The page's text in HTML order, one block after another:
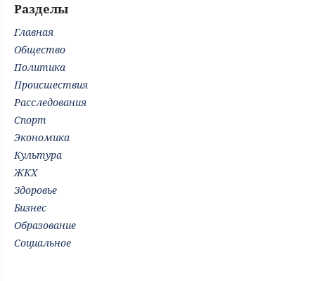
Разделы
Главная
Общество
Политика
Происшествия
Расследования
Спорт
Экономика
Культура
ЖКХ
Здоровье
Бизнес
Образование
Социальное